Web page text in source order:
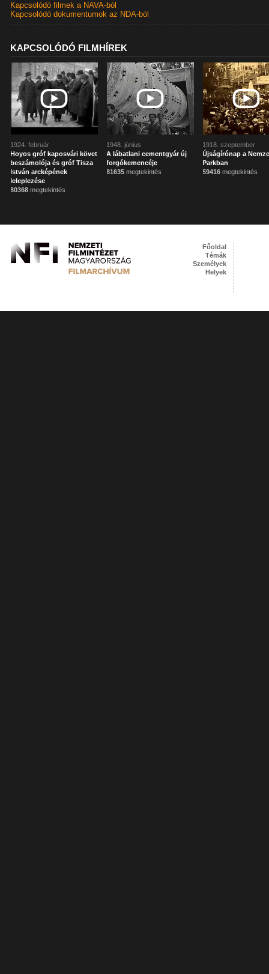
Kapcsolódó filmek a NAVA-ból
Kapcsolódó dokumentumok az NDA-ból
KAPCSOLÓDÓ FILMHÍREK
1924. február
Hoyos gróf kaposvári követ
beszámolója és gróf Tisza
István arcképének
leleplezése
80368 megtekintés
1948. június
A lábatlani cementgyár új
forgókemencéje
81635 megtekintés
1918. szeptember
Újságírónap a
Parkban
59416 megtekintés
Főoldal
Témák
Személyek
Helyek